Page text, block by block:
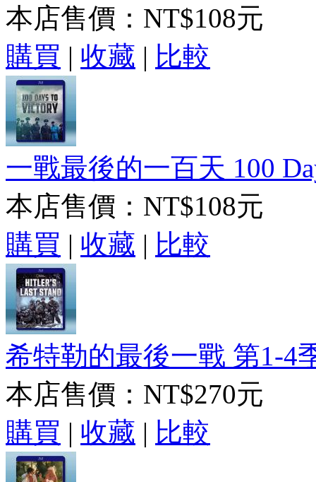
本店售價： NT$108元
購買 | 收藏 | 比較
一戰最後的一百天 100
本店售價： NT$108元
購買 | 收藏 | 比較
希特勒的最後一戰 第1-4
本店售價： NT$270元
購買 | 收藏 | 比較